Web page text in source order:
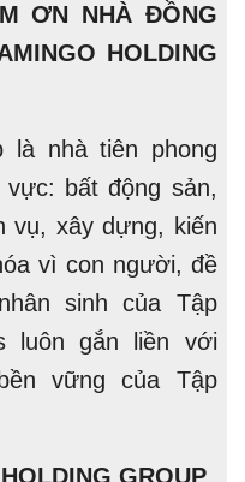
ƠN NHÀ ĐỒNG
HOLDING
là nhà tiên phong
bất động sản,
vụ, xây dựng, kiến
vì con người, đề
sinh của Tập
luôn gắn liền với
vững của Tập
GROUP